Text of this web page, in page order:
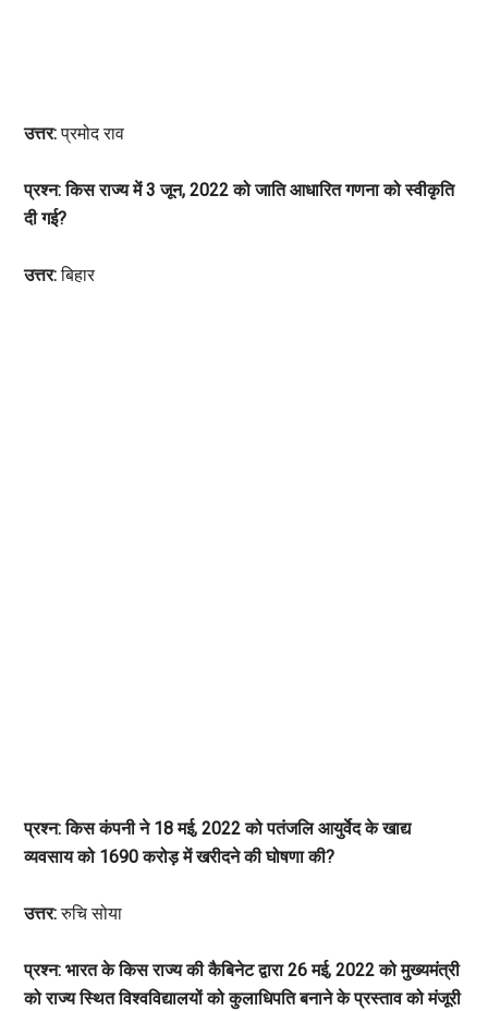
उत्तर:प्रमोद राव
प्रश्न: किस राज्य में 3 जून, 2022 को जाति आधारित गणना को स्वीकृति
दी गई?
उत्तर:बिहार
प्रश्न: किस कंपनी ने 18 मई, 2022 को पतंजलि आयुर्वेद के खाद्य
व्यवसाय को 1690 करोड़ में खरीदने की घोषणा की?
उत्तर:रुचि सोया
प्रश्न: भारत के किस राज्य की कैबिनेट द्वारा 26 मई, 2022 को मुख्यमंत्री
को राज्य स्थित विश्वविद्यालयों को कुलाधिपति बनाने के प्रस्ताव को मंजूरी